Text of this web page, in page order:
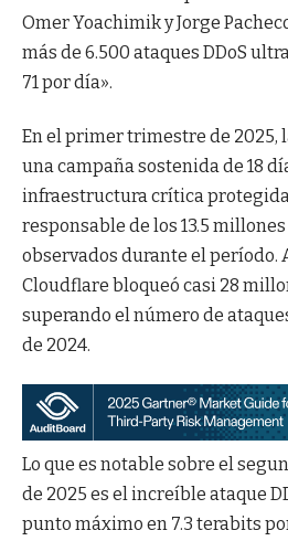
Omer Yoachimik y Jorge
más de 6.500 ataques DDoS
71 por día».
En el primer trimestre de 2025,
una campaña sostenida de 18
infraestructura crítica
responsable de los 13.5
observados durante el período.
Cloudflare bloqueó casi 28
superando el número de
de 2024.
Lo que es notable sobre el
de 2025 es el increíble ataque
punto máximo en 7.3 terabits